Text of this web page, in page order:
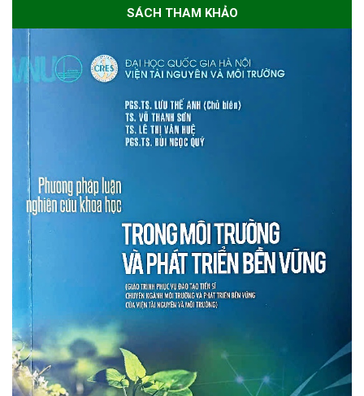
SÁCH THAM KHẢO